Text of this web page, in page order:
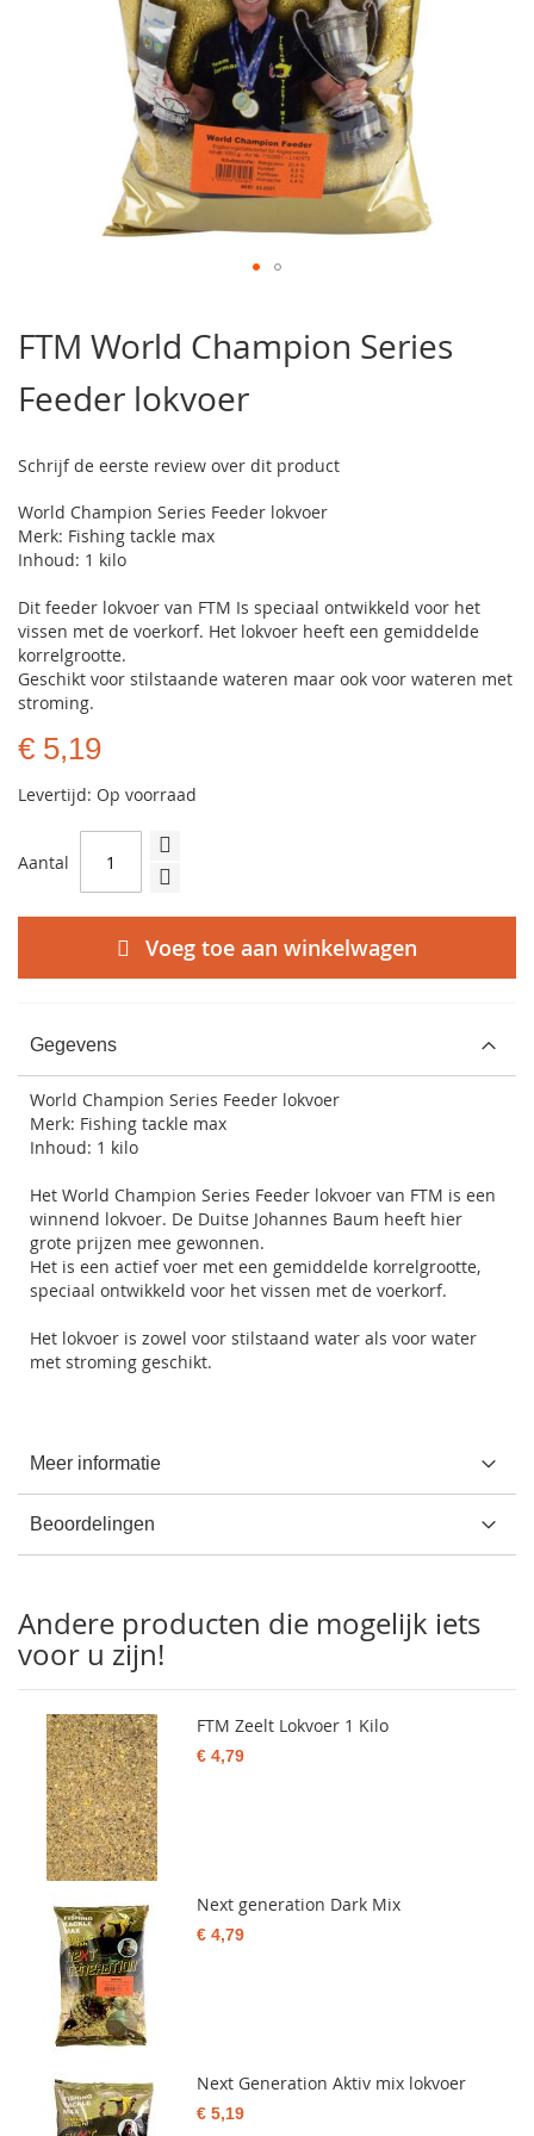
het
begin
van
de
gallerij
FTM World Champion Series
Feeder lokvoer
Schrijf de eerste review over dit product
World Champion Series Feeder lokvoer
Merk: Fishing tackle max
Inhoud: 1 kilo
Dit feeder lokvoer van FTM Is speciaal ontwikkeld voor het
vissen met de voerkorf. Het lokvoer heeft een gemiddelde
korrelgrootte.
Geschikt voor stilstaande wateren maar ook voor wateren met
stroming.
€ 5,19
Levertijd: Op voorraad
Aantal
Voeg toe aan winkelwagen
Gegevens
World Champion Series Feeder lokvoer
Merk: Fishing tackle max
Inhoud: 1 kilo
Het World Champion Series Feeder lokvoer van FTM is een
winnend lokvoer. De Duitse Johannes Baum heeft hier
grote prijzen mee gewonnen.
Het is een actief voer met een gemiddelde korrelgrootte,
speciaal ontwikkeld voor het vissen met de voerkorf.
Het lokvoer is zowel voor stilstaand water als voor water
met stroming geschikt.
Meer informatie
Beoordelingen
Andere producten die mogelijk iets
voor u zijn!
FTM Zeelt Lokvoer 1 Kilo
€ 4,79
Next generation Dark Mix
€ 4,79
Next Generation Aktiv mix lokvoer
€ 5,19